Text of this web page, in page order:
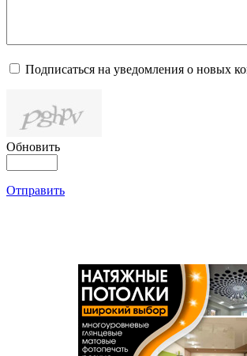
Подписаться на уведомления о новых
Обновить
Отправить